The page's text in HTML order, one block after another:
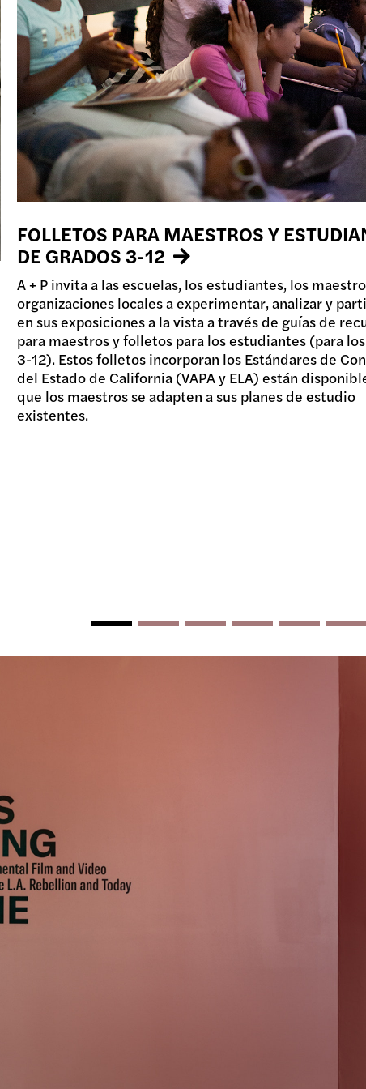
FOLLETOS PARA MAESTROS Y
DE GRADOS 3-12
A + P invita a las escuelas, los estudiantes, los
organizaciones locales a experimentar, analizar y
en sus exposiciones a la vista a través de guías de
para maestros y folletos para los estudiantes (para
3-12). Estos folletos incorporan los Estándares de
del Estado de California (VAPA y ELA) están
que los maestros se adapten a sus planes de estudio
existentes.